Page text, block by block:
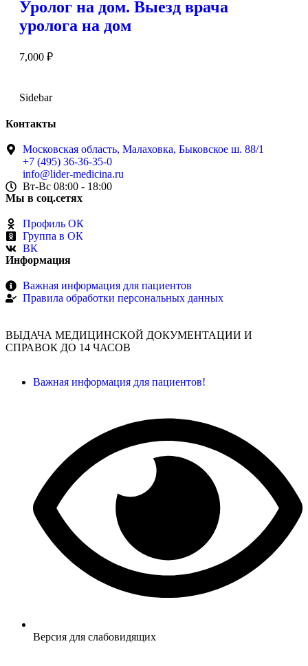
Уролог на дом. Выезд врача
уролога на дом
7,000 ₽
Sidebar
Контакты
Московская область, Малаховка, Быковское ш. 88/1
+7 (495) 36-36-35-0
info@lider-medicina.ru
Вт-Вс 08:00 - 18:00
Мы в соц.сетях
Профиль ОК
Группа в ОК
ВК
Информация
Важная информация для пациентов
Правила обработки персональных данных
ВЫДАЧА МЕДИЦИНСКОЙ ДОКУМЕНТАЦИИ И
СПРАВОК ДО 14 ЧАСОВ
Важная информация для пациентов!
Версия для слабовидящих